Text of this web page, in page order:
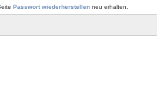
Passwort wiederherstellen neu erhalten.